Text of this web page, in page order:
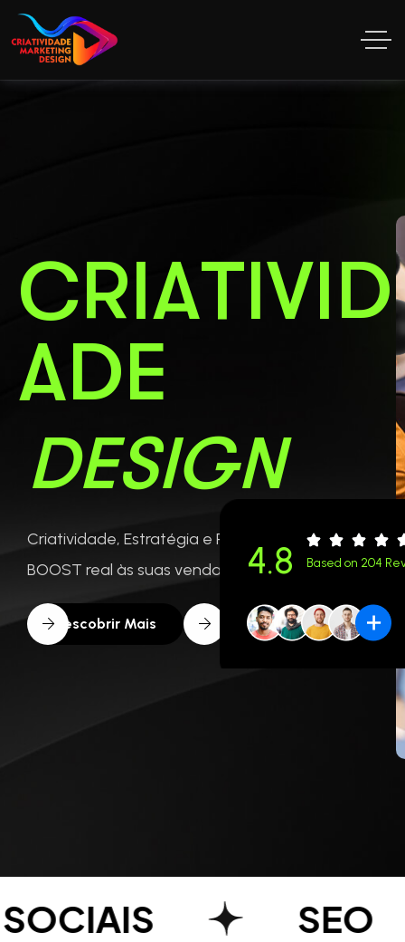
CRIATIVID
ADE
DESIGN
Criatividade, Estratégia e Performance: Dê um
BOOST real às suas vendas online.
Descobrir Mais
4.8 Based on 204
SEO